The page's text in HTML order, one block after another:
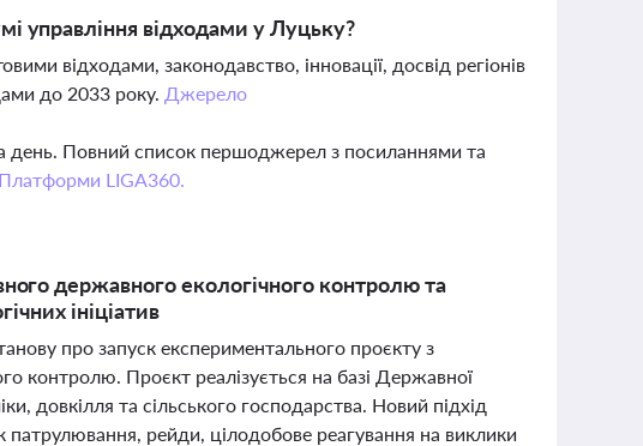
управління відходами у Луцьку?
відходами, законодавство, інновації, досвід регіонів
до 2033 року. Джерело
день. Повний список першоджерел з посиланнями та
Платформи LIGA360.
державного екологічного контролю та
ініціатив
про запуск експериментального проєкту з
контролю. Проєкт реалізується на базі Державної
довкілля та сільського господарства. Новий підхід
рейди, цілодобове реагування на виклики